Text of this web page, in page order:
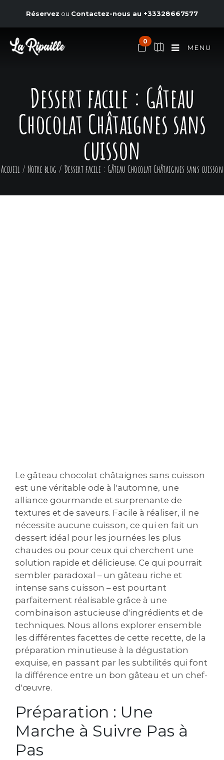
Réservez ou Contactez-nous au +33328667577
0
MENU
Dessert facile : Gâteau
Chocolat Châtaignes sans
cuisson
Accueil/ Notre blog / Dessert facile : Gâteau Chocolat Châtaignes sans cuisson
Le gâteau chocolat châtaignes sans cuisson
est une véritable ode à l'automne, une
alliance gourmande et surprenante de
textures et de saveurs. Facile à réaliser, il ne
nécessite aucune cuisson, ce qui en fait un
dessert idéal pour les journées les plus
chaudes ou pour ceux qui cherchent une
solution rapide et délicieuse. Ce qui pourrait
sembler paradoxal – un gâteau riche et
intense sans cuisson – est pourtant
parfaitement réalisable grâce à une
combinaison astucieuse d'ingrédients et de
techniques. Nous allons explorer ensemble
les différentes facettes de cette recette, de la
préparation minutieuse à la dégustation
exquise, en passant par les subtilités qui font
la différence entre un bon gâteau et un chef-
d'œuvre.
Préparation : Une
Marche à Suivre Pas à
Pas